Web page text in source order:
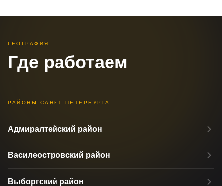
ГЕОГРАФИЯ
Где работаем
РАЙОНЫ САНКТ-ПЕТЕРБУРГА
Адмиралтейский район
Василеостровский район
Выборгский район